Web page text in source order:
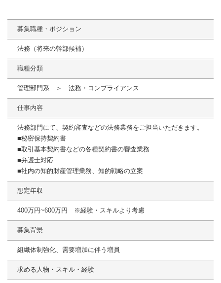
募集職種・ポジション
法務（将来の幹部候補）
職種分類
管理部門系 ＞ 法務・コンプライアンス
仕事内容
法務部門にて、契約審査などの法務業務をご担当いただきます。
■秘密保持契約書
■取引基本契約書などの各種契約書の審査業務
■弁護士対応
■社内の知的財産管理業務、知的戦略の立案
想定年収
400万円~600万円 ※経験・スキルより考慮
募集背景
組織体制強化、需要増加に伴う増員
求める人物・スキル・経験